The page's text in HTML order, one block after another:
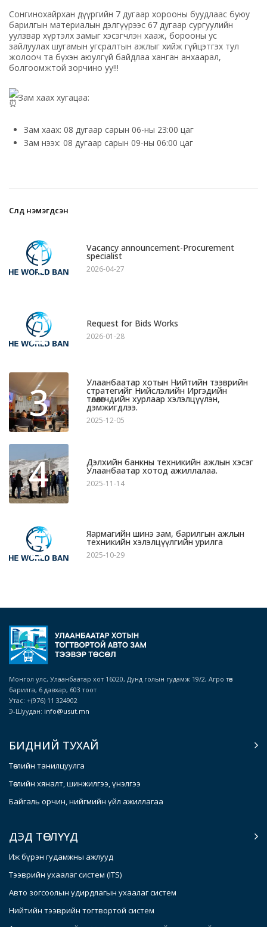
Сонгинохайрхан дүүргийн 7 дугаар хорооны буудлаас буюу
барилгын материалын дэлгүүрээс 67 дугаар сургуулийн
уулзвар хүртэлх замыг хэсэгчлэн хааж, борооны ус
зайлуулах шугамын угсралтын ажлыг хийж гүйцэтгэх тул
жолооч та бүхэн аюулгүй байдлаа ханган анхаарал,
болгоомжтой зорчино уу!!!
Зам хаах хугацаа:
Зам хаах: 08 дугаар сарын 06-ны 23:00 цаг
Зам нээх: 08 дугаар сарын 09-ны 06:00 цаг
Сүүлд нэмэгдсэн
1 Vacancy announcement-Procurement
specialist
2026-04-27
2 Request for Bids Works
2026-01-28
3 Улаанбаатар хотын Нийтийн тээврийн
стратегийг Нийслэлийн Иргэдийн
төлөөлөгчдийн хурлаар хэлэлцүүлэн,
дэмжигдлээ.
2025-12-05
4 Дэлхийн банкны техникийн ажлын хэсэг
Улаанбаатар хотод ажиллалаа.
2025-11-14
5 Яармагийн шинэ зам, барилгын ажлын
техникийн хэлэлцүүлгийн урилга
2025-10-29
Монгол улс, Улаанбаатар хот 16020, Дунд голын гудамж 19/2, Агро төв
барилга, 6 давхар, 603 тоот
Утас: +(976) 11 324902
Э-Шуудан: info@usut.mn
БИДНИЙ ТУХАЙ
Төслийн танилцуулга
Төслийн хяналт, шинжилгээ, үнэлгээ
Байгаль орчин, нийгмийн үйл ажиллагаа
ДЭД ТӨСЛҮҮД
Иж бүрэн гудамжны ажлууд
Тээврийн ухаалаг систем (ITS)
Авто зогсоолын удирдлагын ухаалаг систем
Нийтийн тээврийн тогтвортой систем